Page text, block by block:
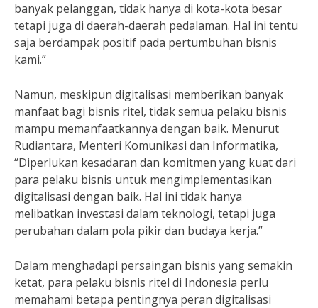
banyak pelanggan, tidak hanya di kota-kota besar
tetapi juga di daerah-daerah pedalaman. Hal ini tentu
saja berdampak positif pada pertumbuhan bisnis
kami.”
Namun, meskipun digitalisasi memberikan banyak
manfaat bagi bisnis ritel, tidak semua pelaku bisnis
mampu memanfaatkannya dengan baik. Menurut
Rudiantara, Menteri Komunikasi dan Informatika,
“Diperlukan kesadaran dan komitmen yang kuat dari
para pelaku bisnis untuk mengimplementasikan
digitalisasi dengan baik. Hal ini tidak hanya
melibatkan investasi dalam teknologi, tetapi juga
perubahan dalam pola pikir dan budaya kerja.”
Dalam menghadapi persaingan bisnis yang semakin
ketat, para pelaku bisnis ritel di Indonesia perlu
memahami betapa pentingnya peran digitalisasi